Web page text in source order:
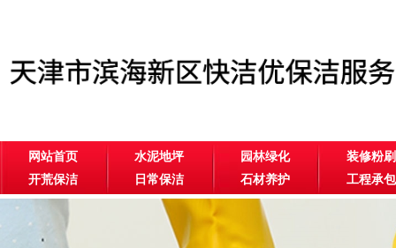
网站首页 水泥地坪 园林绿化
装修粉刷
开荒保洁
日常保洁 石材养护
工程承包
公司相册